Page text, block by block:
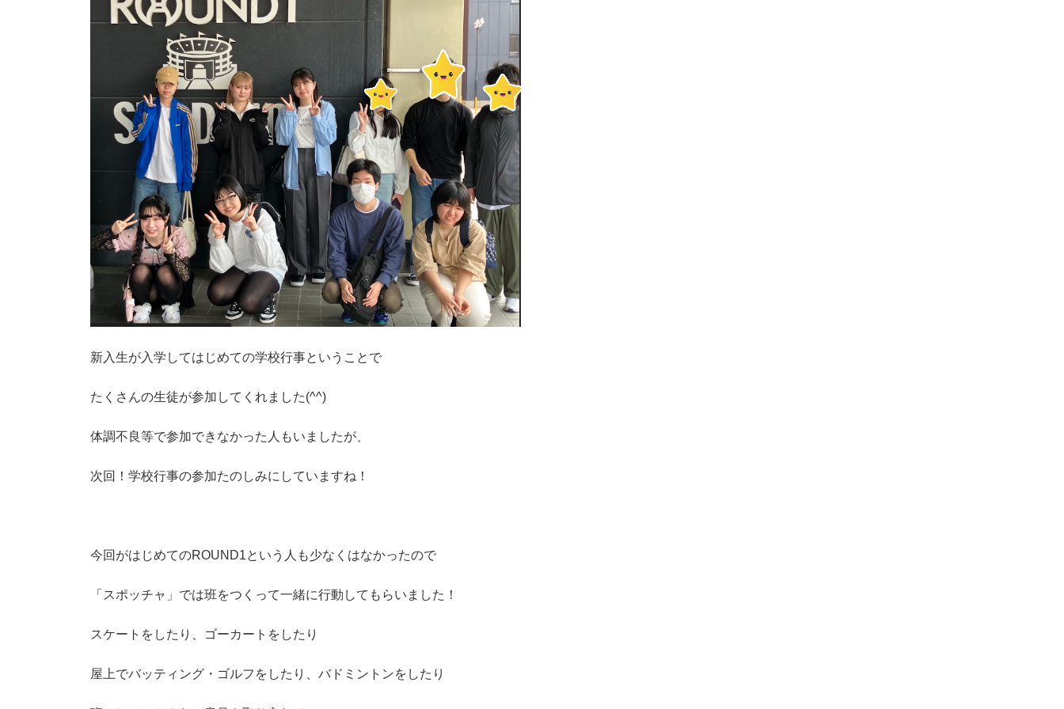
新入生が入学してはじめての学校行事ということで
たくさんの生徒が参加してくれました(^^)
体調不良等で参加できなかった人もいましたが、
次回！学校行事の参加たのしみにしていますね！
今回がはじめてのROUND1という人も少なくはなかったので
「スポッチャ」では班をつくって一緒に行動してもらいました！
スケートをしたり、ゴーカートをしたり
屋上でバッティング・ゴルフをしたり、バドミントンをしたり